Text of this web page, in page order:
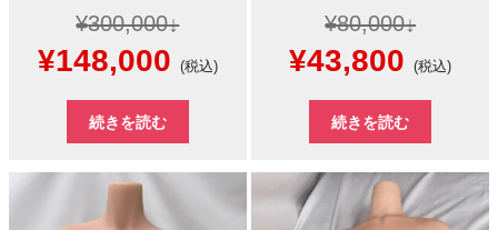
¥300,000
元
の
価
格
¥148,000現
在
の
価
(税込)
続きを読む
¥80,000
元
の
価
格
¥43,800 現
在
の
価
(税込)
続きを読む